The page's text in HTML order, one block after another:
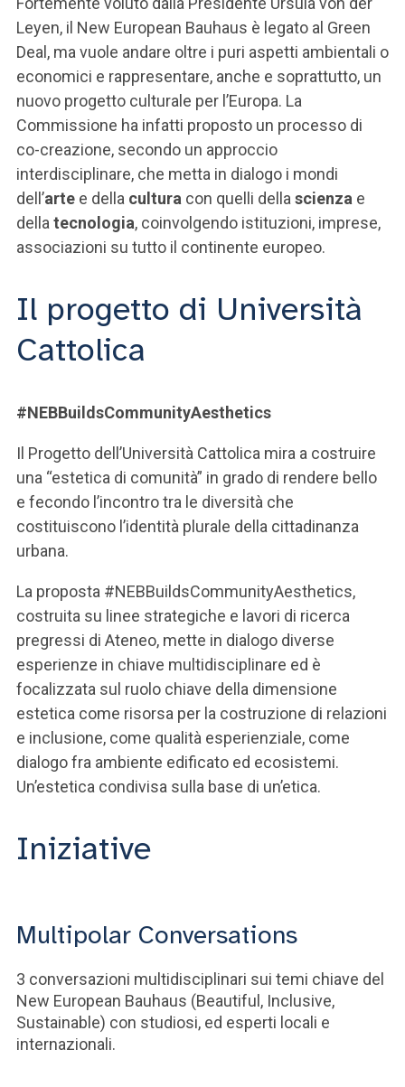
Leyen, il New European Bauhaus è legato al Green
Deal, ma vuole andare oltre i puri aspetti ambientali o
economici e rappresentare, anche e soprattutto, un
nuovo progetto culturale per l’Europa. La
Commissione ha infatti proposto un processo di
co-creazione, secondo un approccio
interdisciplinare, che metta in dialogo i mondi
dell’arte e della cultura con quelli della scienza e
della tecnologia, coinvolgendo istituzioni, imprese,
associazioni su tutto il continente europeo.
Il progetto di Università
Cattolica
#NEBBuildsCommunityAesthetics
Il Progetto dell’Università Cattolica mira a costruire
una “estetica di comunità” in grado di rendere bello
e fecondo l’incontro tra le diversità che
costituiscono l’identità plurale della cittadinanza
urbana.
La proposta #NEBBuildsCommunityAesthetics,
costruita su linee strategiche e lavori di ricerca
pregressi di Ateneo, mette in dialogo diverse
esperienze in chiave multidisciplinare ed è
focalizzata sul ruolo chiave della dimensione
estetica come risorsa per la costruzione di relazioni
e inclusione, come qualità esperienziale, come
dialogo fra ambiente edificato ed ecosistemi.
Un’estetica condivisa sulla base di un’etica.
Iniziative
Multipolar Conversations
3 conversazioni multidisciplinari sui temi chiave del
New European Bauhaus (Beautiful, Inclusive,
Sustainable) con studiosi, ed esperti locali e
internazionali.